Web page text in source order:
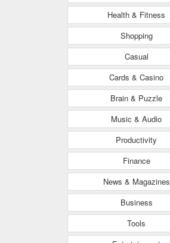
Health & Fitness
Shopping
Casual
Cards & Casino
Brain & Puzzle
Music & Audio
Productivity
Finance
News & Magazines
Business
Tools